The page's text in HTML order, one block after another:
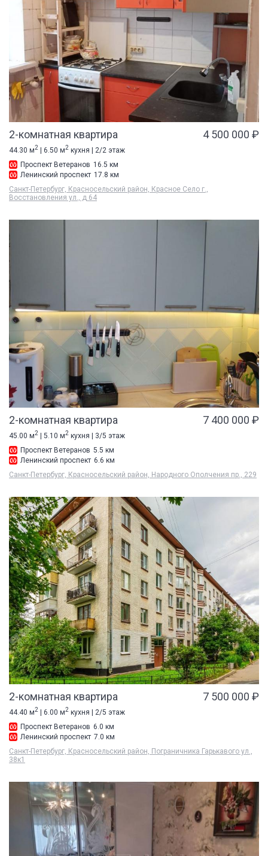
2-комнатная квартира 4 500 000 ₽
44.30 м2 | 6.50 м2 кухня | 2/2 этаж
Проспект Ветеранов 16.5 км
Ленинский проспект 17.8 км
Санкт-Петербург, Красносельский район, Красное Село г.,
Восстановления ул., д 64
2-комнатная квартира 7 400 000 ₽
45.00 м2 | 5.10 м2 кухня | 3/5 этаж
Проспект Ветеранов 5.5 км
Ленинский проспект 6.6 км
Санкт-Петербург, Красносельский район, Народного Ополчения пр., 229
2-комнатная квартира 7 500 000 ₽
44.40 м2 | 6.00 м2 кухня | 2/5 этаж
Проспект Ветеранов 6.0 км
Ленинский проспект 7.0 км
Санкт-Петербург, Красносельский район, Пограничника Гарькавого ул.,
38к1